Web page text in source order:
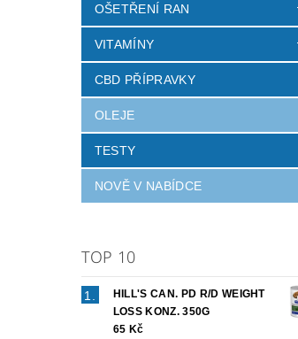
OŠETŘENÍ RAN
VITAMÍNY
CBD PŘÍPRAVKY
OLEJE
TESTY
NOVĚ V NABÍDCE
TOP 10
HILL'S CAN. PD R/D WEIGHT
LOSS KONZ. 350G
65 Kč